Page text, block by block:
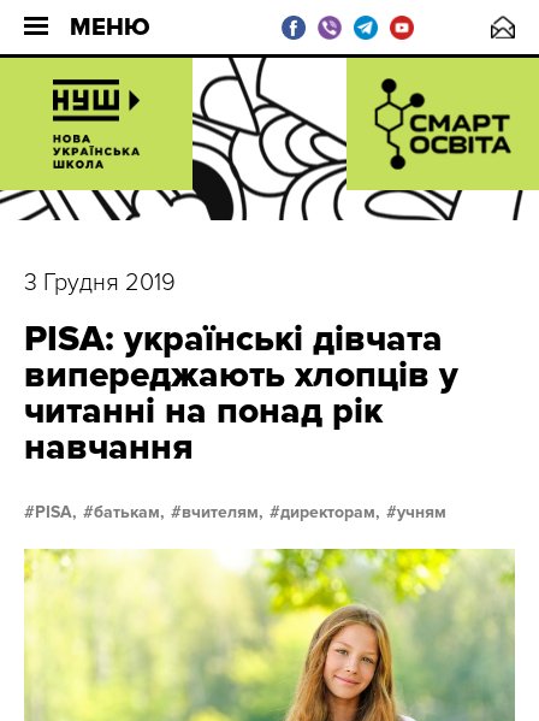
МЕНЮ
3 Грудня 2019
PISA: українські дівчата
випереджають хлопців у
читанні на понад рік
навчання
PISA, батькам, вчителям, директорам, учням